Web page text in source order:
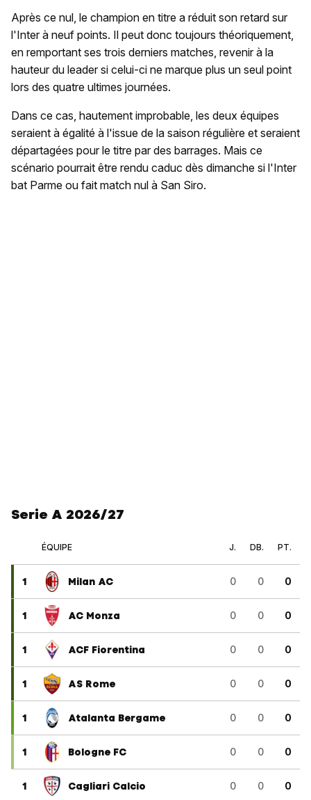
Après ce nul, le champion en titre a réduit son retard sur
l'Inter à neuf points. Il peut donc toujours théoriquement,
en remportant ses trois derniers matches, revenir à la
hauteur du leader si celui-ci ne marque plus un seul point
lors des quatre ultimes journées.
Dans ce cas, hautement improbable, les deux équipes
seraient à égalité à l'issue de la saison régulière et seraient
départagées pour le titre par des barrages. Mais ce
scénario pourrait être rendu caduc dès dimanche si l'Inter
bat Parme ou fait match nul à San Siro.
Serie A 2026/27
ÉQUIPE J. DB. PT.
1 Milan AC 0 0 0
1 AC Monza 0 0 0
1 ACF Fiorentina 0 0 0
1 AS Rome 0 0 0
1 Atalanta Bergame 0 0 0
1 Bologne FC 0 0 0
1 Cagliari Calcio 0 0 0